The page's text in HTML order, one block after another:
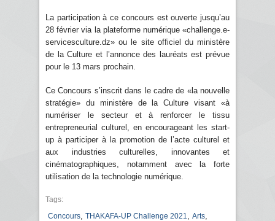
La participation à ce concours est ouverte jusqu’au
28 février via la plateforme numérique «challenge.e-
servicesculture.dz» ou le site officiel du ministère
de la Culture et l’annonce des lauréats est prévue
pour le 13 mars prochain.
Ce Concours s’inscrit dans le cadre de «la nouvelle
stratégie» du ministère de la Culture visant «à
numériser le secteur et à renforcer le tissu
entrepreneurial culturel, en encourageant les start-
up à participer à la promotion de l’acte culturel et
aux industries culturelles, innovantes et
cinématographiques, notamment avec la forte
utilisation de la technologie numérique.
Tags:
Concours THAKAFA-UP Challenge 2021 Arts